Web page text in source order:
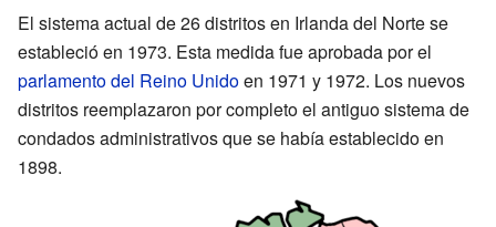
El sistema actual de 26 distritos en Irlanda del Norte se
estableció en 1973. Esta medida fue aprobada por el
parlamento del Reino Unidoen 1971 y 1972. Los nuevos
distritos reemplazaron por completo el antiguo sistema de
condados administrativos que se había establecido en
1898.